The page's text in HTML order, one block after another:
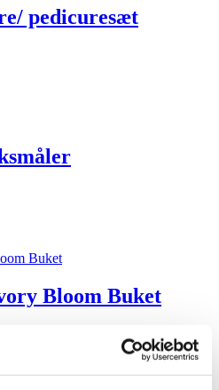
pedicuresæt
Bloom Buket